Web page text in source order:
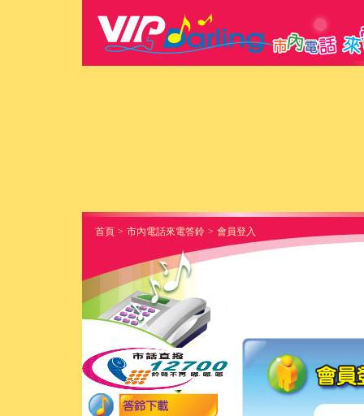
首頁 > 市內電話來電答鈴 > 會員登入